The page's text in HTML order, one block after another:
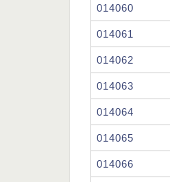
014060
014061
014062
014063
014064
014065
014066